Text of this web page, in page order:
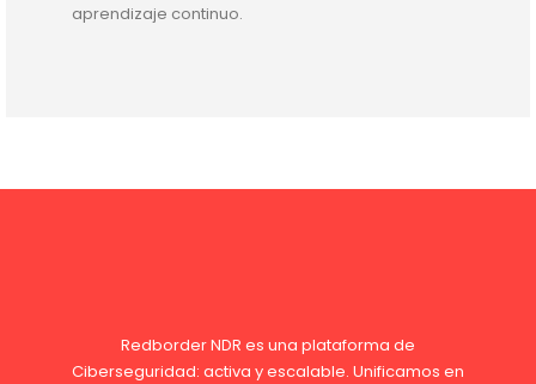
aprendizaje continuo.
Redborder NDR es una plataforma de
Ciberseguridad: activa y escalable. Unificamos en